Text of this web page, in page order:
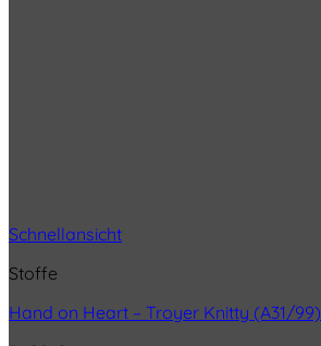
Schnellansicht
Stoffe
Hand on Heart – Troyer Knitty (A31/99)